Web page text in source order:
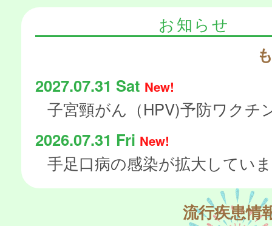
お知らせ
2027.07.31 Sat New!
2026.07.31 Fri New!
手足口病の感染が拡大してい
流行疾患情